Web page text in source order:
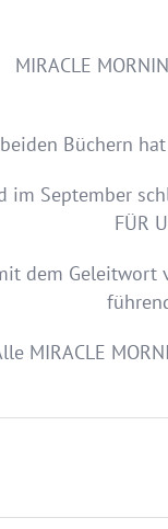
MIRACLE
Büchern
im September
FÜR
dem Geleitwort
MIRACLE